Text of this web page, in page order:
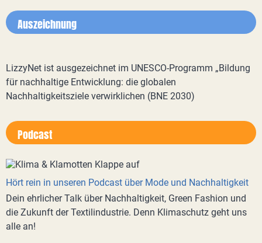
Auszeichnung
LizzyNet ist ausgezeichnet im UNESCO-Programm „Bildung
für nachhaltige Entwicklung: die globalen
Nachhaltigkeitsziele verwirklichen (BNE 2030)
Podcast
Hört rein in unseren Podcast über Mode und Nachhaltigkeit
Dein ehrlicher Talk über Nachhaltigkeit, Green Fashion und
die Zukunft der Textilindustrie. Denn Klimaschutz geht uns
alle an!